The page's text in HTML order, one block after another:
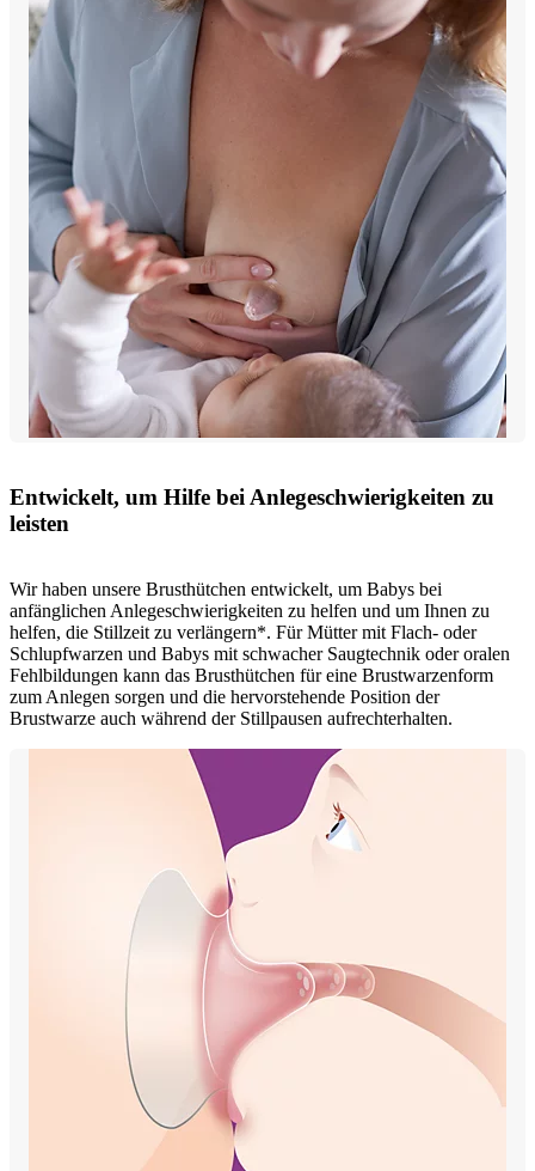
Entwickelt, um Hilfe bei Anlegeschwierigkeiten zu
leisten
Wir haben unsere Brusthütchen entwickelt, um Babys bei
anfänglichen Anlegeschwierigkeiten zu helfen und um Ihnen zu
helfen, die Stillzeit zu verlängern*. Für Mütter mit Flach- oder
Schlupfwarzen und Babys mit schwacher Saugtechnik oder oralen
Fehlbildungen kann das Brusthütchen für eine Brustwarzenform
zum Anlegen sorgen und die hervorstehende Position der
Brustwarze auch während der Stillpausen aufrechterhalten.